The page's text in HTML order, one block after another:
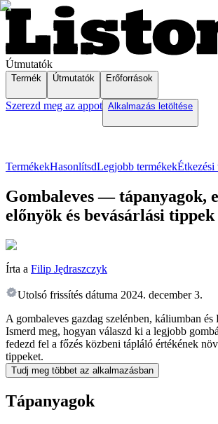
Útmutatók
Termék Útmutatók Erőforrások
Szerezd meg az appot Alkalmazás letöltése
TermékekHasonlítsdLegjobb termékekÉtkezési
Gombaleves — tápanyagok,
előnyök és bevásárlási tippek
Írta a Filip Jędraszczyk
Utolsó frissítés dátuma 2024. december 3.
A gombaleves gazdag szelénben, káliumban
Ismerd meg, hogyan válaszd ki a legjobb
fedezd fel a főzés közbeni tápláló értékének
tippeket.
Tudj meg többet az alkalmazásban
Tápanyagok